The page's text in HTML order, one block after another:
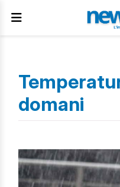
domani